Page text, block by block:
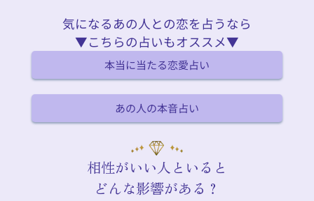
気になるあの人との恋を占うなら
▼こちらの占いもオススメ▼
本当に当たる恋愛占い
あの人の本音占い
相性がいい人といると
どんな影響がある？